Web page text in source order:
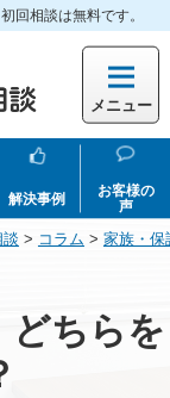
回相談は無料です。
メニュー
解決事例
お客様の
声
> コラム > 家族・保
どちらを